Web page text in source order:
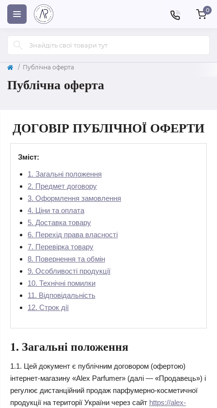
0
Публічна оферта
Публічна оферта
ДОГОВІР ПУБЛІЧНОЇ ОФЕРТИ
Зміст:
1. Загальні положення
2. Предмет договору
3. Оформлення замовлення
4. Ціни та оплата
5. Доставка товару
6. Перехід права власності
7. Перевірка товару
8. Повернення та обмін
9. Особливості продукції
10. Технічні помилки
11. Відповідальність
12. Строк дії
1. Загальні положення
1.1. Цей документ є публічним договором (офертою)
інтернет-магазину «Alex Parfumer» (далі — «Продавець») і
регулює дистанційний продаж парфумерно-косметичної
продукції на території України через сайт https://alex-